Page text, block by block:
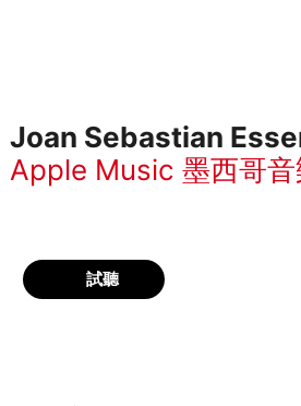
Joan Sebastian
Apple Music 墨西哥音
試聽